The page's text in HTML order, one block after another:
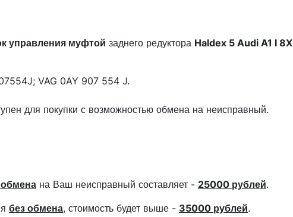
управления муфтой заднего редуктора Haldex 5 Audi A1 I 8X
VAG 0AY 907 554 J.
для покупки с возможностью обмена на неисправный.
на Ваш неисправный составляет - 25000 рублей.
без обмена, стоимость будет выше - 35000 рублей.